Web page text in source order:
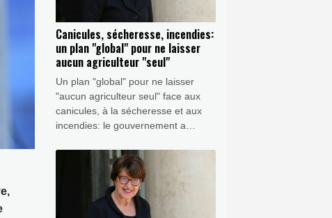
Canicules, sécheresse, incendies:
un plan "global" pour ne laisser
aucun agriculteur "seul"
Un plan "global" pour ne laisser
"aucun agriculteur seul" face aux
canicules, à la sécheresse et aux
incendies: le gouvernement a
lancées par l'ensemble du monde
agricole, qui devra toutefois
attendre des estimations plus
précises des pertes pour calibrer les